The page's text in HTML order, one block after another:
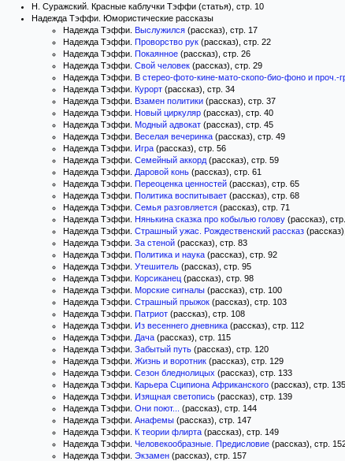
Н. Суражский. Красные каблучки Тэффи (статья), стр. 10
Надежда Тэффи. Юмористические рассказы
Надежда Тэффи. Выслужился (рассказ), стр. 17
Надежда Тэффи. Проворство рук (рассказ), стр. 22
Надежда Тэффи. Покаянное (рассказ), стр. 26
Надежда Тэффи. Свой человек (рассказ), стр. 29
Надежда Тэффи. В стерео-фото-кине-мато-скопо-био-фоно и проч.-
Надежда Тэффи. Курорт (рассказ), стр. 34
Надежда Тэффи. Взамен политики (рассказ), стр. 37
Надежда Тэффи. Новый циркуляр (рассказ), стр. 40
Надежда Тэффи. Модный адвокат (рассказ), стр. 45
Надежда Тэффи. Веселая вечеринка (рассказ), стр. 49
Надежда Тэффи. Игра (рассказ), стр. 56
Надежда Тэффи. Семейный аккорд (рассказ), стр. 59
Надежда Тэффи. Даровой конь (рассказ), стр. 61
Надежда Тэффи. Переоценка ценностей (рассказ), стр. 65
Надежда Тэффи. Политика воспитывает (рассказ), стр. 68
Надежда Тэффи. Семья разговляется (рассказ), стр. 71
Надежда Тэффи. Нянькина сказка про кобылью голову (рассказ),
Надежда Тэффи. Страшный ужас. Рождественский рассказ
Надежда Тэффи. За стеной (рассказ), стр. 83
Надежда Тэффи. Политика и наука (рассказ), стр. 92
Надежда Тэффи. Утешитель (рассказ), стр. 95
Надежда Тэффи. Корсиканец (рассказ), стр. 98
Надежда Тэффи. Морские сигналы (рассказ), стр. 100
Надежда Тэффи. Страшный прыжок (рассказ), стр. 103
Надежда Тэффи. Патриот (рассказ), стр. 108
Надежда Тэффи. Из весеннего дневника (рассказ), стр. 112
Надежда Тэффи. Дача (рассказ), стр. 115
Надежда Тэффи. Забытый путь (рассказ), стр. 120
Надежда Тэффи. Жизнь и воротник (рассказ), стр. 129
Надежда Тэффи. Сезон бледнолицых (рассказ), стр. 133
Надежда Тэффи. Карьера Сципиона Африканского (рассказ), стр. 135
Надежда Тэффи. Изящная светопись (рассказ), стр. 139
Надежда Тэффи. Они поют...
(рассказ), стр. 144
Надежда Тэффи. Анафемы (рассказ), стр. 147
Надежда Тэффи. К теории флирта (рассказ), стр. 149
Надежда Тэффи. Человекообразные. Предисловие (рассказ), стр.
Надежда Тэффи. Экзамен (рассказ), стр. 157